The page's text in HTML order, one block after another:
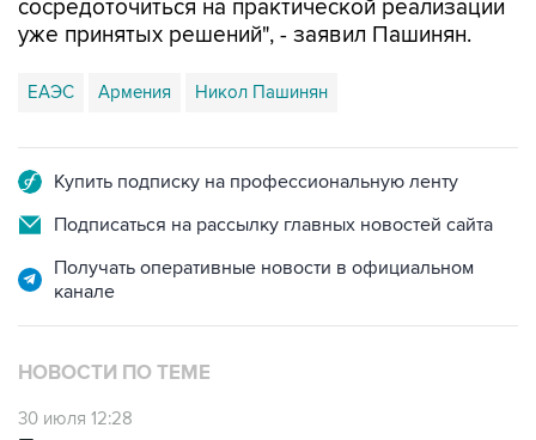
ЕАЭС Армения Никол Пашинян
Подписаться на рассылку главных новостей сайта
Получать оперативные новости в официальном
НОВОСТИ ПО ТЕМЕ
30 июля 12:28
Армению перед выбором между ЕАЭС и ЕС